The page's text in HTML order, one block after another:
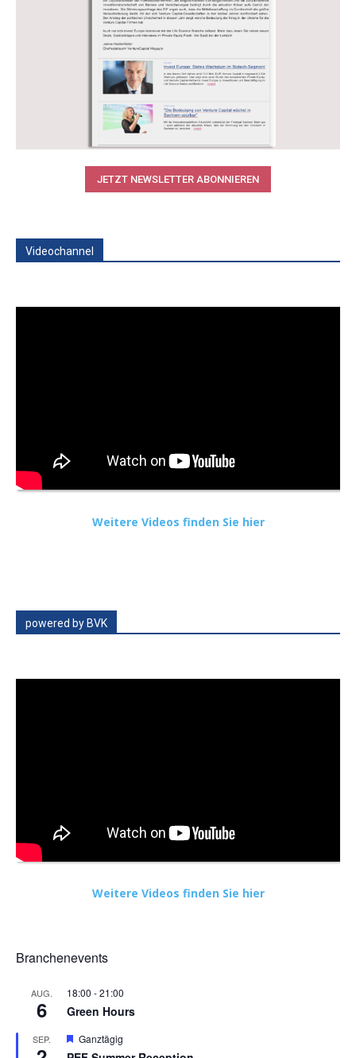
JETZT NEWSLETTER ABONNIEREN
Videochannel
Weitere Videos finden Sie hier
powered by BVK
Weitere Videos finden Sie hier
Branchenevents
AUG.
6
18:00 -21:00
Green Hours
SEP. Hervorgehoben
Ganztägig